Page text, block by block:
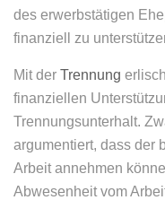
des erwerbstätigen
finanziell zu
Mit der Trennung
finanziellen
Trennungsunterhalt.
argumentiert, dass der
Arbeit annehmen
Abwesenheit vom